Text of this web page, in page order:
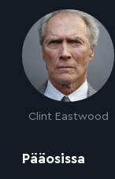
Clint Eastwood
Pääosissa